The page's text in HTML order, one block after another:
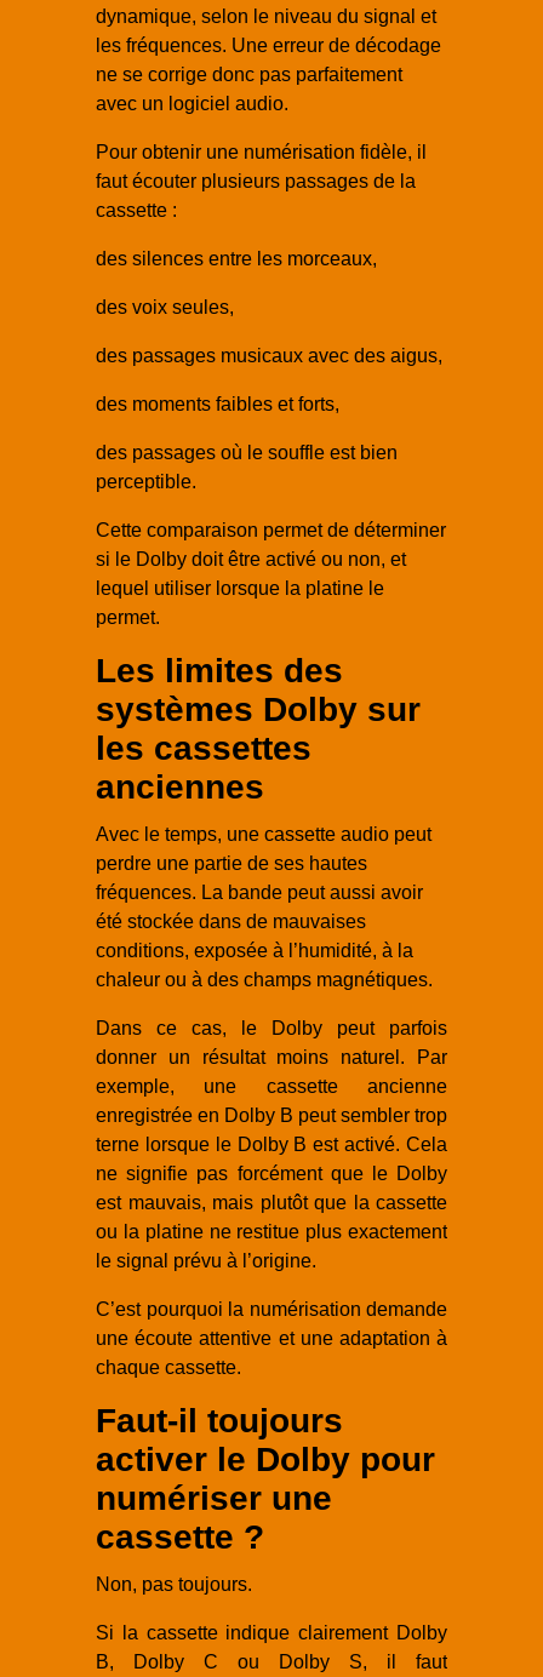
dynamique, selon le niveau du signal et
les fréquences. Une erreur de décodage
ne se corrige donc pas parfaitement
avec un logiciel audio.
Pour obtenir une numérisation fidèle, il
faut écouter plusieurs passages de la
cassette :
des silences entre les morceaux,
des voix seules,
des passages musicaux avec des aigus,
des moments faibles et forts,
des passages où le souffle est bien
perceptible.
Cette comparaison permet de déterminer
si le Dolby doit être activé ou non, et
lequel utiliser lorsque la platine le
permet.
Les limites des
systèmes Dolby sur
les cassettes
anciennes
Avec le temps, une cassette audio peut
perdre une partie de ses hautes
fréquences. La bande peut aussi avoir
été stockée dans de mauvaises
conditions, exposée à l’humidité, à la
chaleur ou à des champs magnétiques.
Dans ce cas, le Dolby peut parfois
donner un résultat moins naturel. Par
exemple, une cassette ancienne
enregistrée en Dolby B peut sembler trop
terne lorsque le Dolby B est activé. Cela
ne signifie pas forcément que le Dolby
est mauvais, mais plutôt que la cassette
ou la platine ne restitue plus exactement
le signal prévu à l’origine.
C’est pourquoi la numérisation demande
une écoute attentive et une adaptation à
chaque cassette.
Faut-il toujours
activer le Dolby pour
numériser une
cassette ?
Non, pas toujours.
Si la cassette indique clairement Dolby
B, Dolby C ou Dolby S, il faut